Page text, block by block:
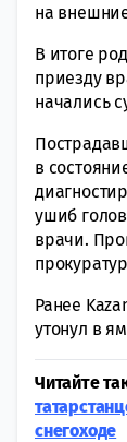
на
В итоге
приезду
начались
в
ушиб
врачи.
Ранее
утонул в
Читайте
снегоходе